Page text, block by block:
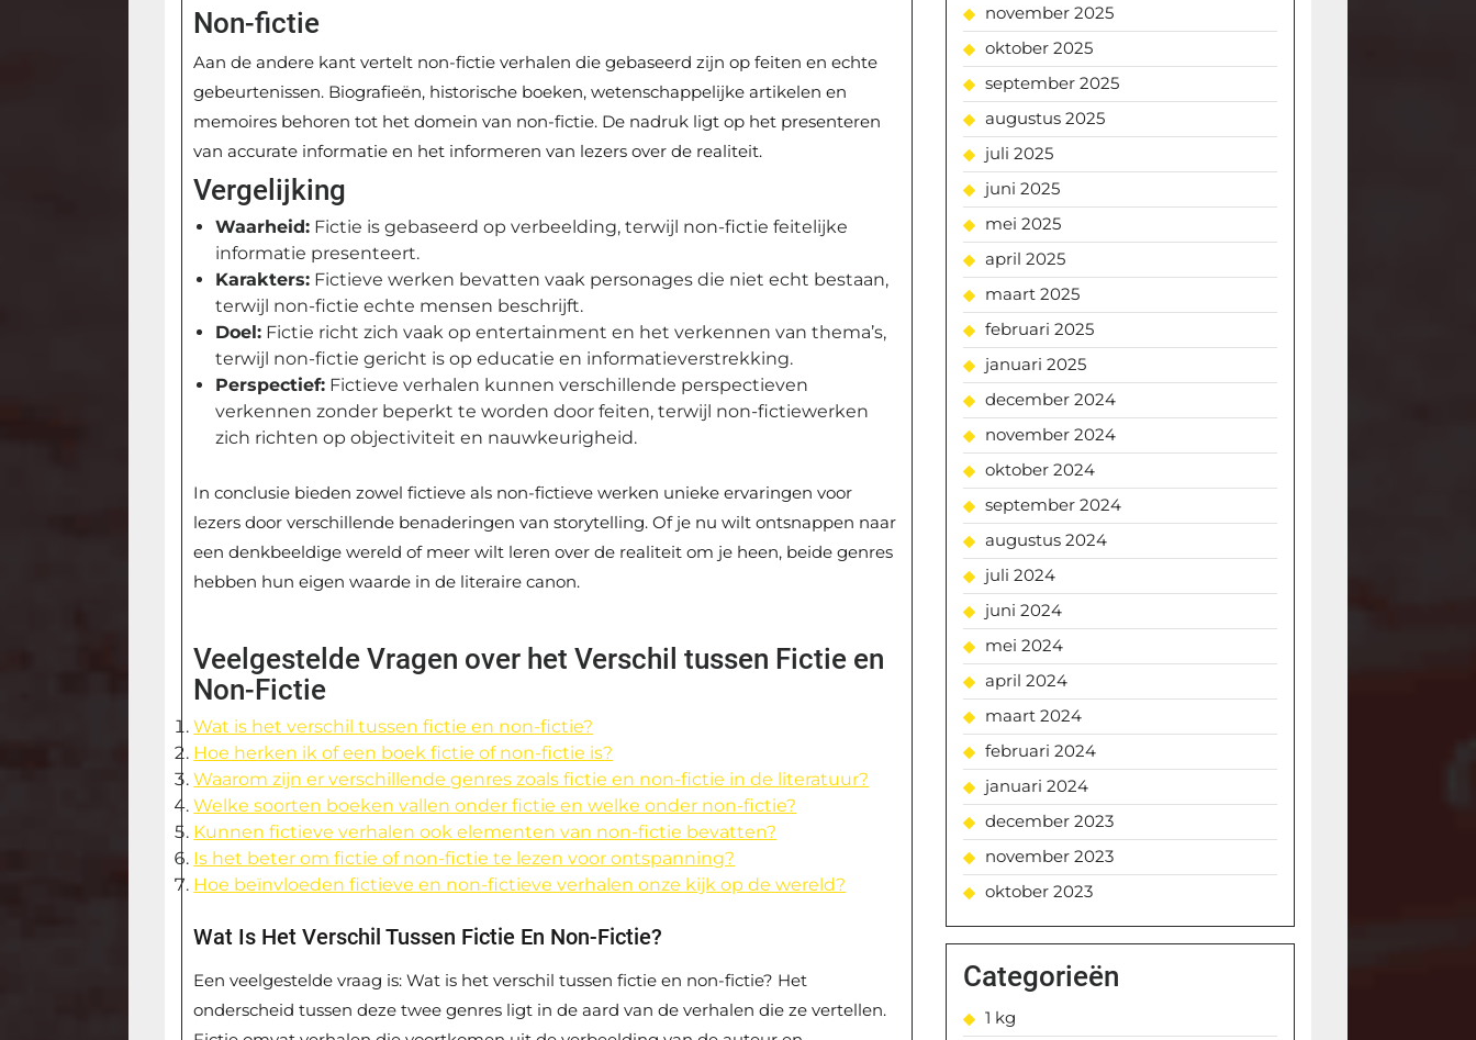
Non-fictie
Aan de andere kant vertelt non-fictie verhalen die gebaseerd zijn op feiten en echte
gebeurtenissen. Biografieën, historische boeken, wetenschappelijke artikelen en
memoires behoren tot het domein van non-fictie. De nadruk ligt op het presenteren
van accurate informatie en het informeren van lezers over de realiteit.
Vergelijking
Waarheid: Fictie is gebaseerd op verbeelding, terwijl non-fictie feitelijke
informatie presenteert.
Karakters: Fictieve werken bevatten vaak personages die niet echt bestaan,
terwijl non-fictie echte mensen beschrijft.
Doel: Fictie richt zich vaak op entertainment en het verkennen van thema’s,
terwijl non-fictie gericht is op educatie en informatieverstrekking.
Perspectief: Fictieve verhalen kunnen verschillende perspectieven
verkennen zonder beperkt te worden door feiten, terwijl non-fictiewerken
zich richten op objectiviteit en nauwkeurigheid.
In conclusie bieden zowel fictieve als non-fictieve werken unieke ervaringen voor
lezers door verschillende benaderingen van storytelling. Of je nu wilt ontsnappen naar
een denkbeeldige wereld of meer wilt leren over de realiteit om je heen, beide genres
hebben hun eigen waarde in de literaire canon.
Veelgestelde Vragen over het Verschil tussen Fictie en
Non-Fictie
Wat is het verschil tussen fictie en non-fictie?
Hoe herken ik of een boek fictie of non-fictie is?
Waarom zijn er verschillende genres zoals fictie en non-fictie in de literatuur?
Welke soorten boeken vallen onder fictie en welke onder non-fictie?
Kunnen fictieve verhalen ook elementen van non-fictie bevatten?
Is het beter om fictie of non-fictie te lezen voor ontspanning?
Hoe beïnvloeden fictieve en non-fictieve verhalen onze kijk op de wereld?
Wat Is Het Verschil Tussen Fictie En Non-Fictie?
Een veelgestelde vraag is: Wat is het verschil tussen fictie en non-fictie? Het
onderscheid tussen deze twee genres ligt in de aard van de verhalen die ze vertellen.
november 2025
oktober 2025
september 2025
augustus 2025
juli 2025
juni 2025
mei 2025
april 2025
maart 2025
februari 2025
januari 2025
december 2024
november 2024
oktober 2024
september 2024
augustus 2024
juli 2024
juni 2024
mei 2024
april 2024
maart 2024
februari 2024
januari 2024
december 2023
november 2023
oktober 2023
Categorieën
1 kg